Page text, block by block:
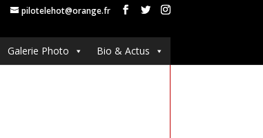
pilotelehot@orange.fr
Galerie Photo Bio & Actus